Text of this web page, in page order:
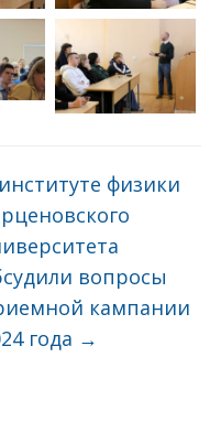
физики
вопросы
кампании
года →